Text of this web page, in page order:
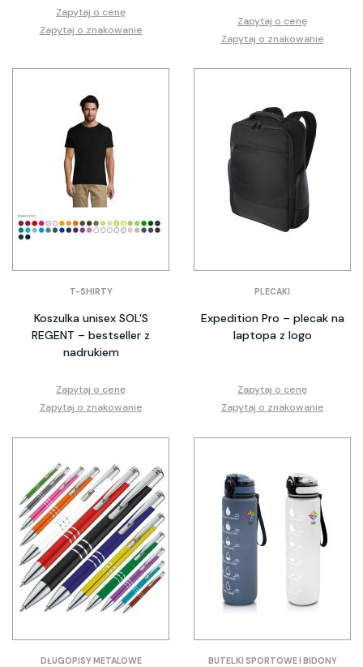
Zapytaj o cenę
Zapytaj o znakowanie
Zapytaj o cenę
Zapytaj o znakowanie
T-SHIRTY
Koszulka unisex SOL'S
REGENT – bestseller z
nadrukiem
Zapytaj o cenę
Zapytaj o znakowanie
PLECAKI
Expedition Pro – plecak na
laptopa z logo
Zapytaj o cenę
Zapytaj o znakowanie
DŁUGOPISY METALOWE BUTELKI SPORTOWE I BIDONY